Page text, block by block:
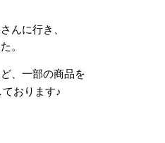
んに行き、
。
、一部の商品を
ております♪